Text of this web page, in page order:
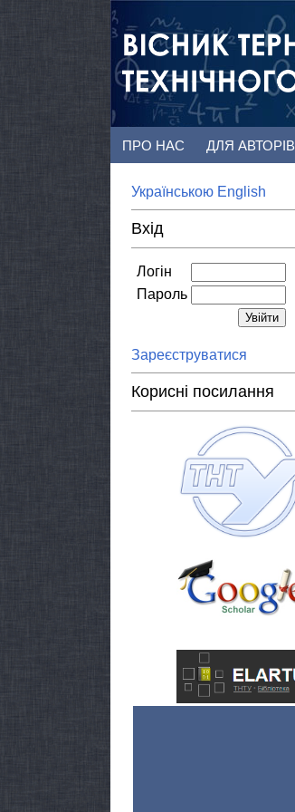
ПРО НАС ДЛЯ АВТОРІВ
Українською English
Вхід
Логін
Пароль
Зареєструватися
Корисні посилання